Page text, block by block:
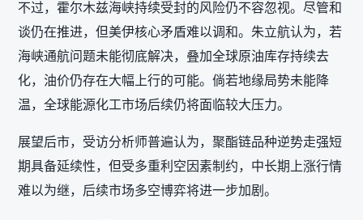
不过，霍尔木兹海峡持续受封的风险仍不容忽视。尽管和
谈仍在推进，但美伊核心矛盾难以调和。朱立航认为，若
海峡通航问题未能彻底解决，叠加全球原油库存持续去
化，油价仍存在大幅上行的可能。倘若地缘局势未能降
温，全球能源化工市场后续仍将面临较大压力。
展望后市，受访分析师普遍认为，聚酯链品种逆势走强短
期具备延续性，但受多重利空因素制约，中长期上涨行情
难以为继，后续市场多空博弈将进一步加剧。